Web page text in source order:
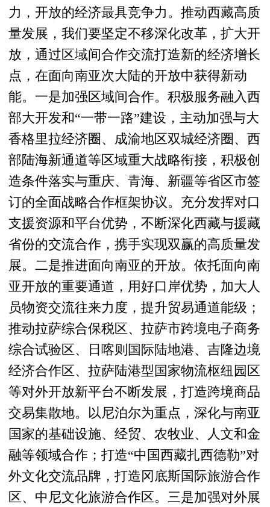
力，开放的经济最具竞争力。推动西藏高质
量发展，我们要坚定不移深化改革，扩大开
放，通过区域间合作交流打造新的经济增长
点，在面向南亚次大陆的开放中获得新动
能。一是加强区域间合作。积极服务融入西
部大开发和“一带一路”建设，主动加强与大
香格里拉经济圈、成渝地区双城经济圈、西
部陆海新通道等区域重大战略衔接，积极创
造条件落实与重庆、青海、新疆等省区市签
订的全面战略合作框架协议。充分发挥对口
支援资源和平台优势，不断深化西藏与援藏
省份的交流合作，携手实现双赢的高质量发
展。二是推进面向南亚的开放。依托面向南
亚开放的重要通道，用好口岸优势，加大人
员物资交流往来力度，提升贸易通道能级；
推动拉萨综合保税区、拉萨市跨境电子商务
综合试验区、日喀则国际陆地港、吉隆边境
经济合作区、拉萨陆港型国家物流枢纽园区
等对外开放新平台不断发展，打造跨境商品
交易集散地。以尼泊尔为重点，深化与南亚
国家的基础设施、经贸、农牧业、人文和金
融等领域合作；打造“中国西藏扎西德勒”对
外文化交流品牌，打造冈底斯国际旅游合作
区、中尼文化旅游合作区。三是加强对外展